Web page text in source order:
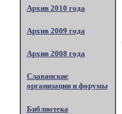
Архив 2010 года
Архив 2009 года
Архив 2008 года
Славянские
организации и форумы
Библиотека